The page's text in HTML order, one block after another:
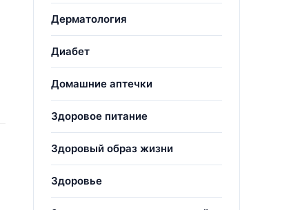
Дерматология
Диабет
Домашние аптечки
Здоровое питание
Здоровый образ жизни
Здоровье